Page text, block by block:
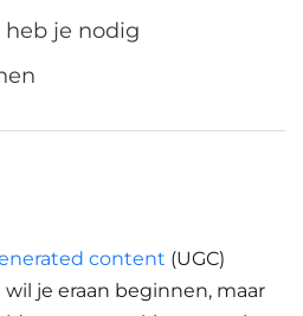
heb je nodig
content (UGC)
je eraan beginnen, maar